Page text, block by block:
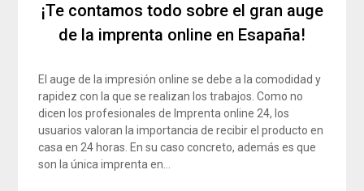
¡Te contamos todo sobre el gran auge
de la imprenta online en Esapaña!
El auge de la impresión online se debe a la comodidad y
rapidez con la que se realizan los trabajos. Como no
dicen los profesionales de Imprenta online 24, los
usuarios valoran la importancia de recibir el producto en
casa en 24 horas. En su caso concreto, además es que
son la única imprenta en…